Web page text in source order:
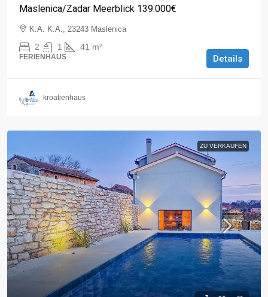
Maslenica/Zadar Meerblick 139.000€
K.A. K.A., 23243 Maslenica
2 1 41 m²
FERIENHAUS Details
kroatienhaus
ZU VERKAUFEN